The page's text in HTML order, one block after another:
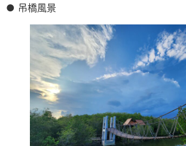
● 吊橋風景